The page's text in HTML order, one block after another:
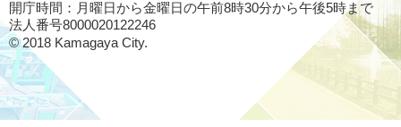
開庁時間：月曜日から金曜日の午前8時30分から午後5時まで
法人番号8000020122246
© 2018 Kamagaya City.